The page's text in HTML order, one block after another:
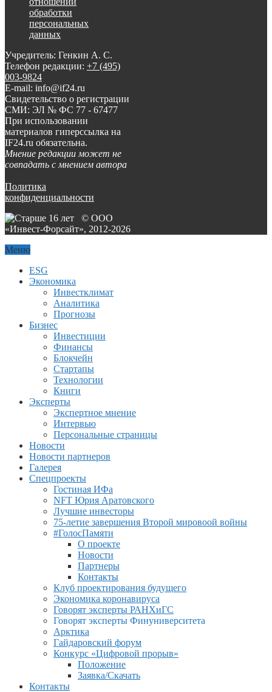
обработки
персональных
данных
Учредитель: Генкин А. С.
Телефон редакции: +7 (495)
003-9824
E-mail: info@if24.ru
Свидетельство о регистрации
СМИ: ЭЛ № ФС 77 - 67477
При использовании
материалов гиперссылка на
IF24.ru обязательна.
Мнение редакции может не
совпадать с мнением автора
Политика
конфиденциальности
© ООО
«Инвест-Форсайт», 2012-2026
Меню
ESG
Экономика
Инвестклимат
Аналитика
Прогнозы
Бизнес
Инвестиции
Финансы
Блокчейн
Стартапы
Технологии
Книги
Эксперты
Экспертное мнение
Интервью
Персональные страницы
Новости
Новости партнеров
Галерея
Спецпроекты
Гостиная ИФа
NFT Юрия Аратовского
Лучшие инвесторы
75-летие завершения Второй мировоой войны
#ГолосПамяти
О проекте
Новости
Партнеры
Контакты
Клуб проектирования будущего
Экономика коронавируса
Говорят эксперты РАНХиГС
Говорят эксперты Финуниверситета
Арктика
Гайдаровский форум
Конкурс «Цифровой прорыв»
Положение
Заявка/Скачать
Контакты